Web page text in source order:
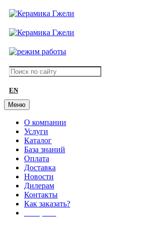
EN
Меню
О компании
Услуги
Каталог
База знаний
Оплата
Доставка
Новости
Дилерам
Контакты
Как заказать?